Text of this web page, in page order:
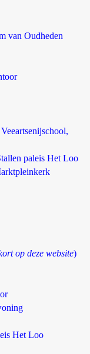
van Oudheden
paleis Het Loo
op deze website)
Het Loo